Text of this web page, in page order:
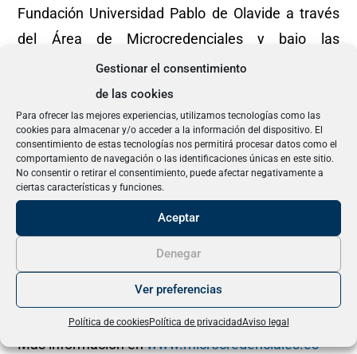
Gestionar el consentimiento
de las cookies
Para ofrecer las mejores experiencias, utilizamos tecnologías como las
cookies para almacenar y/o acceder a la información del dispositivo. El
consentimiento de estas tecnologías nos permitirá procesar datos como el
comportamiento de navegación o las identificaciones únicas en este sitio.
No consentir o retirar el consentimiento, puede afectar negativamente a
ciertas características y funciones.
Aceptar
Denegar
Ver preferencias
Política de cookiesPolítica de privacidadAviso legal
Fundación Universidad Pablo de Olavide a través
del Área de Microcredenciales y bajo las
direcciones del Vicerrectorado de Relaciones
Institucionales, Formación Permanente y
Fundaciones, son experiencias de aprendizaje
breve que contribuyen a ampliar y diversificar las
oportunidades de formación especializada en
todas las etapas de la vida y en todas las
disciplinas y sectores. Este nuevo formato es de
corta duración y permite la adquisición específica
de capacidades y competencias adaptadas a las
necesidades del mercado laboral.
Más información enwww.microcredenciales.es